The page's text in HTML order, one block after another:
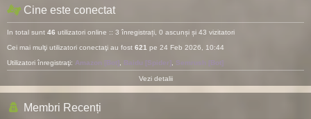
Cine este conectat
In total sunt 46 utilizatori online :: 3 înregistrați, 0 ascunși și 43 vizitatori
Cei mai mulţi utilizatori conectaţi au fost 621 pe 24 Feb 2026, 10:44
Utilizatori înregistraţi: Amazon [Bot] Baidu [Spider] Semrush [Bot]
Vezi detalii
Membri Recenți